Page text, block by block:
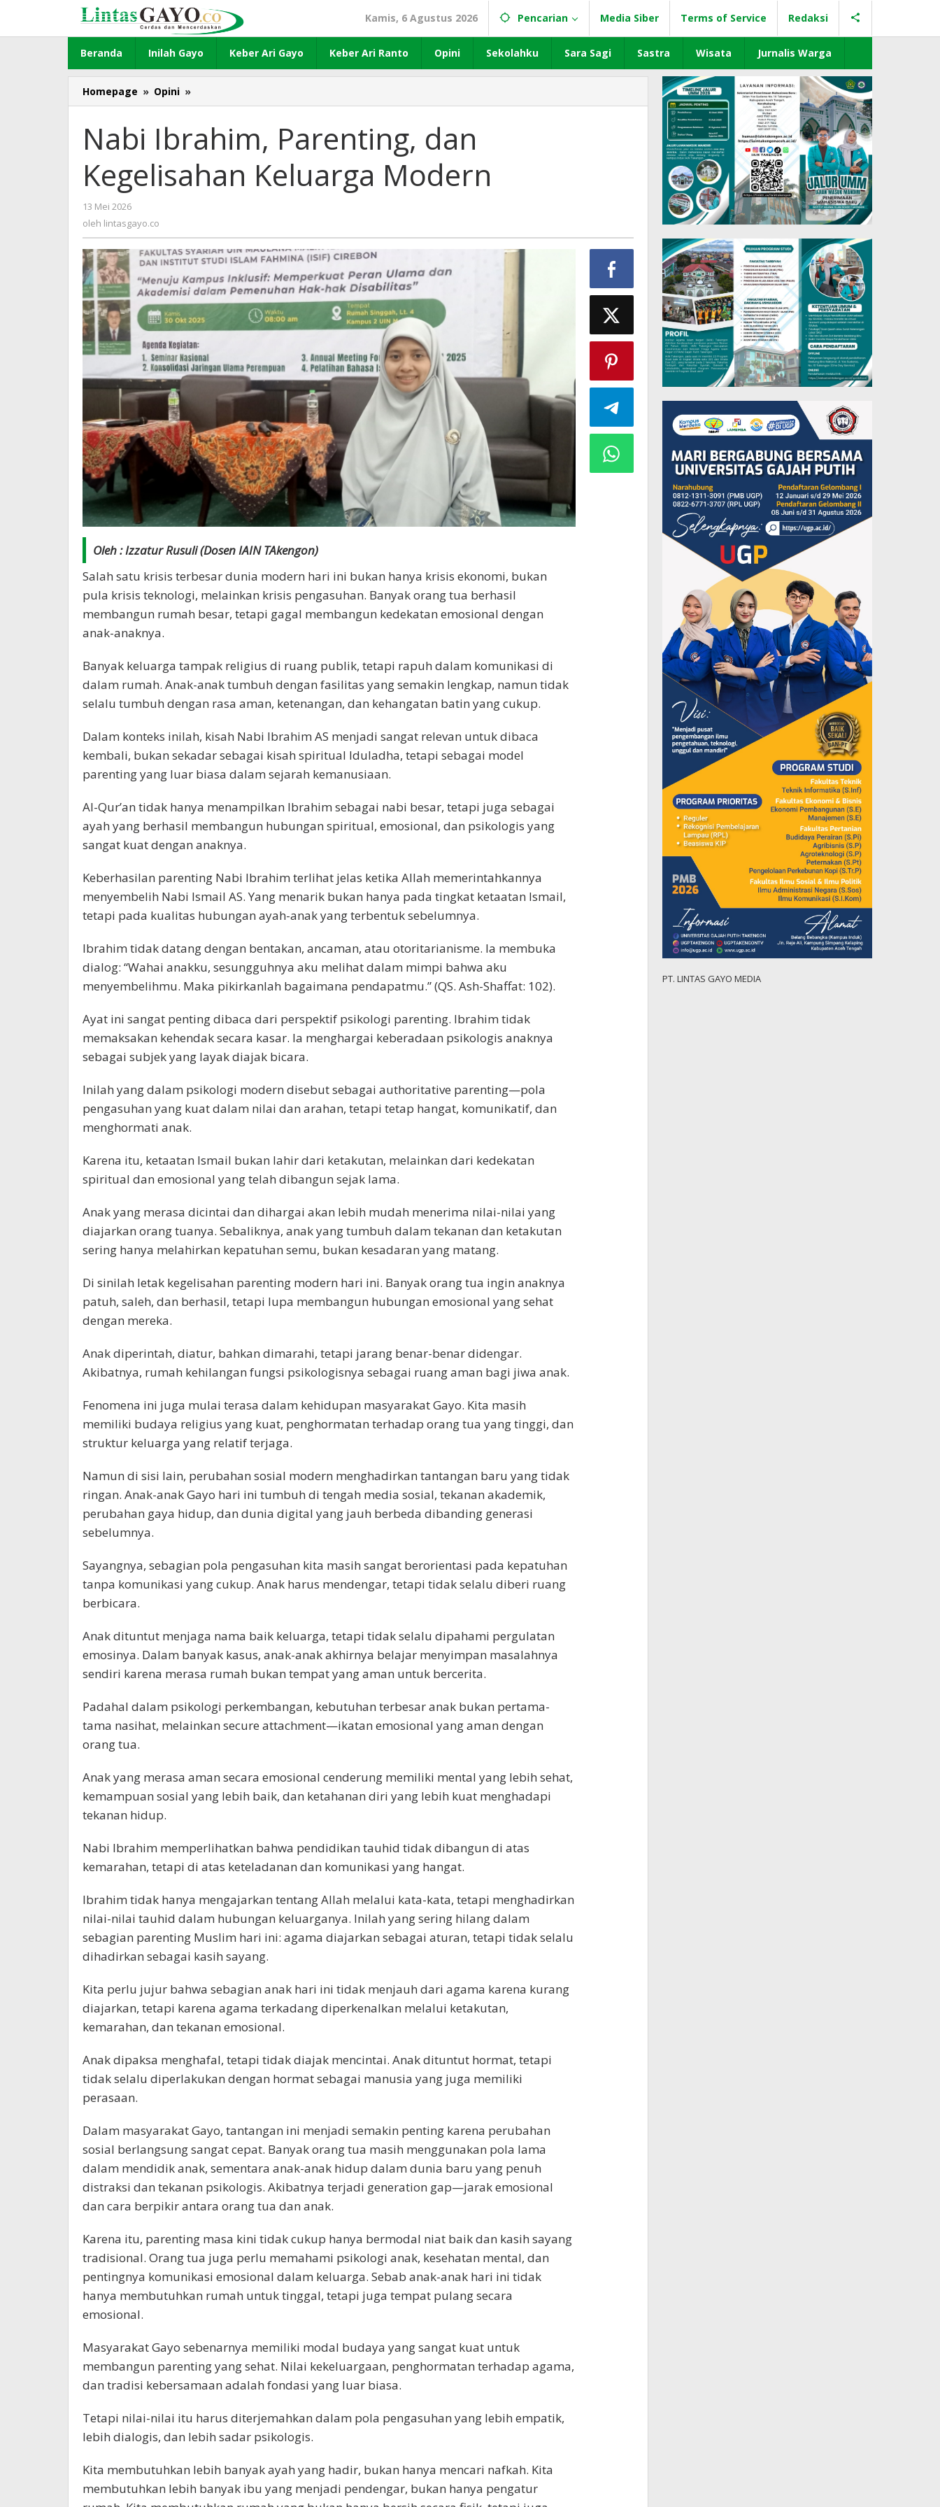
konten
Kamis, 6 Agustus 2026 Pencarian Media Siber Terms of Service Redaksi
Beranda Inilah Gayo Keber Ari Gayo Keber Ari Ranto Opini Sekolahku Sara Sagi Sastra Wisata Jurnalis Warga
Homepage » Opini »
Ibrahim,
dan
Kegelisahan
Keluarga
Modern
Nabi Ibrahim, Parenting, dan
Kegelisahan Keluarga Modern
13 Mei 2026
lintasgayo.co
oleh lintasgayo.co
Oleh : Izzatur Rusuli (Dosen IAIN TAkengon)
Salah satu krisis terbesar dunia modern hari ini bukan hanya krisis ekonomi, bukan
pula krisis teknologi, melainkan krisis pengasuhan. Banyak orang tua berhasil
membangun rumah besar, tetapi gagal membangun kedekatan emosional dengan
anak-anaknya.
Banyak keluarga tampak religius di ruang publik, tetapi rapuh dalam komunikasi di
dalam rumah. Anak-anak tumbuh dengan fasilitas yang semakin lengkap, namun tidak
selalu tumbuh dengan rasa aman, ketenangan, dan kehangatan batin yang cukup.
Dalam konteks inilah, kisah Nabi Ibrahim AS menjadi sangat relevan untuk dibaca
kembali, bukan sekadar sebagai kisah spiritual Iduladha, tetapi sebagai model
parenting yang luar biasa dalam sejarah kemanusiaan.
Al-Qur’an tidak hanya menampilkan Ibrahim sebagai nabi besar, tetapi juga sebagai
ayah yang berhasil membangun hubungan spiritual, emosional, dan psikologis yang
sangat kuat dengan anaknya.
Keberhasilan parenting Nabi Ibrahim terlihat jelas ketika Allah memerintahkannya
menyembelih Nabi Ismail AS. Yang menarik bukan hanya pada tingkat ketaatan Ismail,
tetapi pada kualitas hubungan ayah-anak yang terbentuk sebelumnya.
Ibrahim tidak datang dengan bentakan, ancaman, atau otoritarianisme. Ia membuka
dialog: “Wahai anakku, sesungguhnya aku melihat dalam mimpi bahwa aku
menyembelihmu. Maka pikirkanlah bagaimana pendapatmu.” (QS. Ash-Shaffat: 102).
Ayat ini sangat penting dibaca dari perspektif psikologi parenting. Ibrahim tidak
memaksakan kehendak secara kasar. Ia menghargai keberadaan psikologis anaknya
sebagai subjek yang layak diajak bicara.
Inilah yang dalam psikologi modern disebut sebagai authoritative parenting—pola
pengasuhan yang kuat dalam nilai dan arahan, tetapi tetap hangat, komunikatif, dan
menghormati anak.
Karena itu, ketaatan Ismail bukan lahir dari ketakutan, melainkan dari kedekatan
spiritual dan emosional yang telah dibangun sejak lama.
Anak yang merasa dicintai dan dihargai akan lebih mudah menerima nilai-nilai yang
diajarkan orang tuanya. Sebaliknya, anak yang tumbuh dalam tekanan dan ketakutan
sering hanya melahirkan kepatuhan semu, bukan kesadaran yang matang.
Di sinilah letak kegelisahan parenting modern hari ini. Banyak orang tua ingin anaknya
patuh, saleh, dan berhasil, tetapi lupa membangun hubungan emosional yang sehat
dengan mereka.
Anak diperintah, diatur, bahkan dimarahi, tetapi jarang benar-benar didengar.
Akibatnya, rumah kehilangan fungsi psikologisnya sebagai ruang aman bagi jiwa anak.
Fenomena ini juga mulai terasa dalam kehidupan masyarakat Gayo. Kita masih
memiliki budaya religius yang kuat, penghormatan terhadap orang tua yang tinggi, dan
struktur keluarga yang relatif terjaga.
Namun di sisi lain, perubahan sosial modern menghadirkan tantangan baru yang tidak
ringan. Anak-anak Gayo hari ini tumbuh di tengah media sosial, tekanan akademik,
perubahan gaya hidup, dan dunia digital yang jauh berbeda dibanding generasi
sebelumnya.
Sayangnya, sebagian pola pengasuhan kita masih sangat berorientasi pada kepatuhan
tanpa komunikasi yang cukup. Anak harus mendengar, tetapi tidak selalu diberi ruang
berbicara.
Anak dituntut menjaga nama baik keluarga, tetapi tidak selalu dipahami pergulatan
emosinya. Dalam banyak kasus, anak-anak akhirnya belajar menyimpan masalahnya
sendiri karena merasa rumah bukan tempat yang aman untuk bercerita.
Padahal dalam psikologi perkembangan, kebutuhan terbesar anak bukan pertama-
tama nasihat, melainkan secure attachment—ikatan emosional yang aman dengan
orang tua.
Anak yang merasa aman secara emosional cenderung memiliki mental yang lebih sehat,
kemampuan sosial yang lebih baik, dan ketahanan diri yang lebih kuat menghadapi
tekanan hidup.
Nabi Ibrahim memperlihatkan bahwa pendidikan tauhid tidak dibangun di atas
kemarahan, tetapi di atas keteladanan dan komunikasi yang hangat.
Ibrahim tidak hanya mengajarkan tentang Allah melalui kata-kata, tetapi menghadirkan
nilai-nilai tauhid dalam hubungan keluarganya. Inilah yang sering hilang dalam
sebagian parenting Muslim hari ini: agama diajarkan sebagai aturan, tetapi tidak selalu
dihadirkan sebagai kasih sayang.
Kita perlu jujur bahwa sebagian anak hari ini tidak menjauh dari agama karena kurang
diajarkan, tetapi karena agama terkadang diperkenalkan melalui ketakutan,
kemarahan, dan tekanan emosional.
Anak dipaksa menghafal, tetapi tidak diajak mencintai. Anak dituntut hormat, tetapi
tidak selalu diperlakukan dengan hormat sebagai manusia yang juga memiliki
perasaan.
Dalam masyarakat Gayo, tantangan ini menjadi semakin penting karena perubahan
sosial berlangsung sangat cepat. Banyak orang tua masih menggunakan pola lama
dalam mendidik anak, sementara anak-anak hidup dalam dunia baru yang penuh
distraksi dan tekanan psikologis. Akibatnya terjadi generation gap—jarak emosional
dan cara berpikir antara orang tua dan anak.
Karena itu, parenting masa kini tidak cukup hanya bermodal niat baik dan kasih sayang
tradisional. Orang tua juga perlu memahami psikologi anak, kesehatan mental, dan
pentingnya komunikasi emosional dalam keluarga. Sebab anak-anak hari ini tidak
hanya membutuhkan rumah untuk tinggal, tetapi juga tempat pulang secara
emosional.
Masyarakat Gayo sebenarnya memiliki modal budaya yang sangat kuat untuk
membangun parenting yang sehat. Nilai kekeluargaan, penghormatan terhadap agama,
dan tradisi kebersamaan adalah fondasi yang luar biasa.
Tetapi nilai-nilai itu harus diterjemahkan dalam pola pengasuhan yang lebih empatik,
lebih dialogis, dan lebih sadar psikologis.
Kita membutuhkan lebih banyak ayah yang hadir, bukan hanya mencari nafkah. Kita
membutuhkan lebih banyak ibu yang menjadi pendengar, bukan hanya pengatur
PT. LINTAS GAYO MEDIA